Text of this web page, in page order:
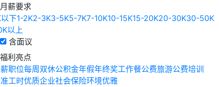
月薪要求
以下1-2K2-3K3-5K5-7K7-10K10-15K15-20K20-30K30-50K
以上
含面议
福利亮点
职位每周双休公积金年假年终奖工作餐公费旅游公费培训
工时优质企业社会保险环境优雅